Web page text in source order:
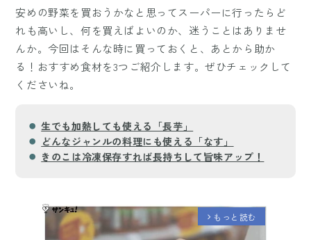
安めの野菜を買おうかなと思ってスーパーに行ったらど
れも高いし、何を買えばよいのか、迷うことはありませ
んか。今回はそんな時に買っておくと、あとから助か
る！おすすめ食材を3つご紹介します。ぜひチェックして
くださいね。
生でも加熱しても使える「長芋」
どんなジャンルの料理にも使える「なす」
きのこは冷凍保存すれば長持ちして旨味アップ！
arrow_forward_ios もっと読む